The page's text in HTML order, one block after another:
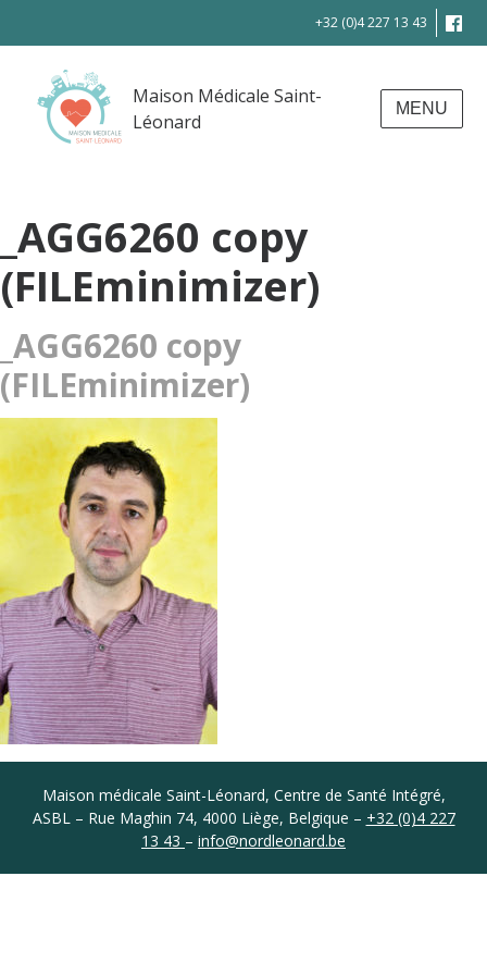
Maison Médicale Saint-
Léonard
+32 (0)4 227 13 43
MENU
_AGG6260 copy
(FILEminimizer)
_AGG6260 copy
(FILEminimizer)
Coordonnées
Maison médicale Saint-Léonard, Centre de Santé Intégré,
ASBL – Rue Maghin 74, 4000 Liège, Belgique – +32 (0)4 227
13 43 – info@nordleonard.be